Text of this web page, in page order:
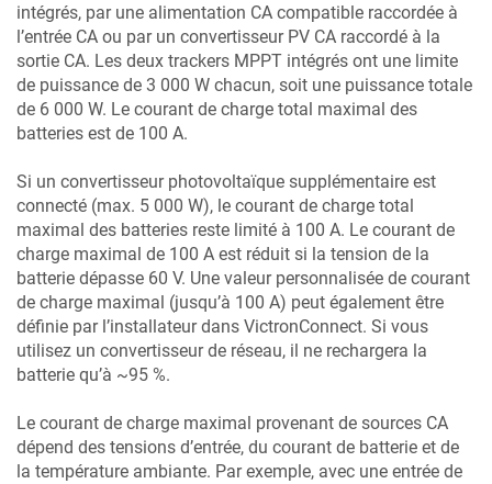
intégrés, par une alimentation CA compatible raccordée à
l’entrée CA ou par un convertisseur PV CA raccordé à la
sortie CA. Les deux trackers MPPT intégrés ont une limite
de puissance de 3 000 W chacun, soit une puissance totale
de 6 000 W. Le courant de charge total maximal des
batteries est de 100 A.
Si un convertisseur photovoltaïque supplémentaire est
connecté (max. 5 000 W), le courant de charge total
maximal des batteries reste limité à 100 A. Le courant de
charge maximal de 100 A est réduit si la tension de la
batterie dépasse 60 V. Une valeur personnalisée de courant
de charge maximal (jusqu’à 100 A) peut également être
définie par l’installateur dans VictronConnect. Si vous
utilisez un convertisseur de réseau, il ne rechargera la
batterie qu’à ~95 %.
Le courant de charge maximal provenant de sources CA
dépend des tensions d’entrée, du courant de batterie et de
la température ambiante. Par exemple, avec une entrée de